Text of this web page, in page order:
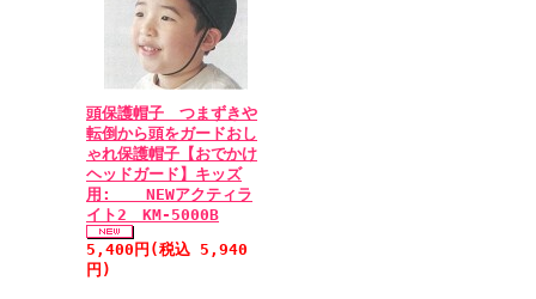
頭保護帽子 つまずきや
転倒から頭をガードおし
ゃれ保護帽子【おでかけ
ヘッドガード】キッズ
用: NEWアクティラ
イト2 KM-5000B
5,400円(税込 5,940
円)